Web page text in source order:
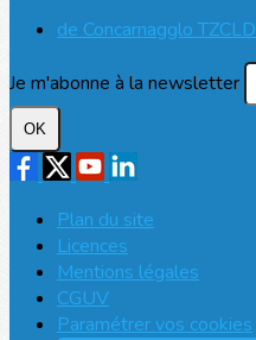
de Concarnagglo TZCLD
Je m'abonne à la newsletter
OK
Plan du site
Licences
Mentions légales
CGUV
Paramétrer vos cookies